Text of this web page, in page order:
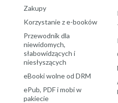
Zakupy
Korzystanie z e-booków
Przewodnik dla
niewidomych,
słabowidzących i
niesłyszących
eBooki wolne od DRM
ePub, PDF i mobi w
pakiecie